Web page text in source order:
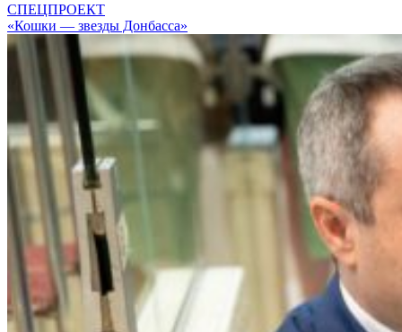
СПЕЦПРОЕКТ
«Кошки — звезды Донбасса»